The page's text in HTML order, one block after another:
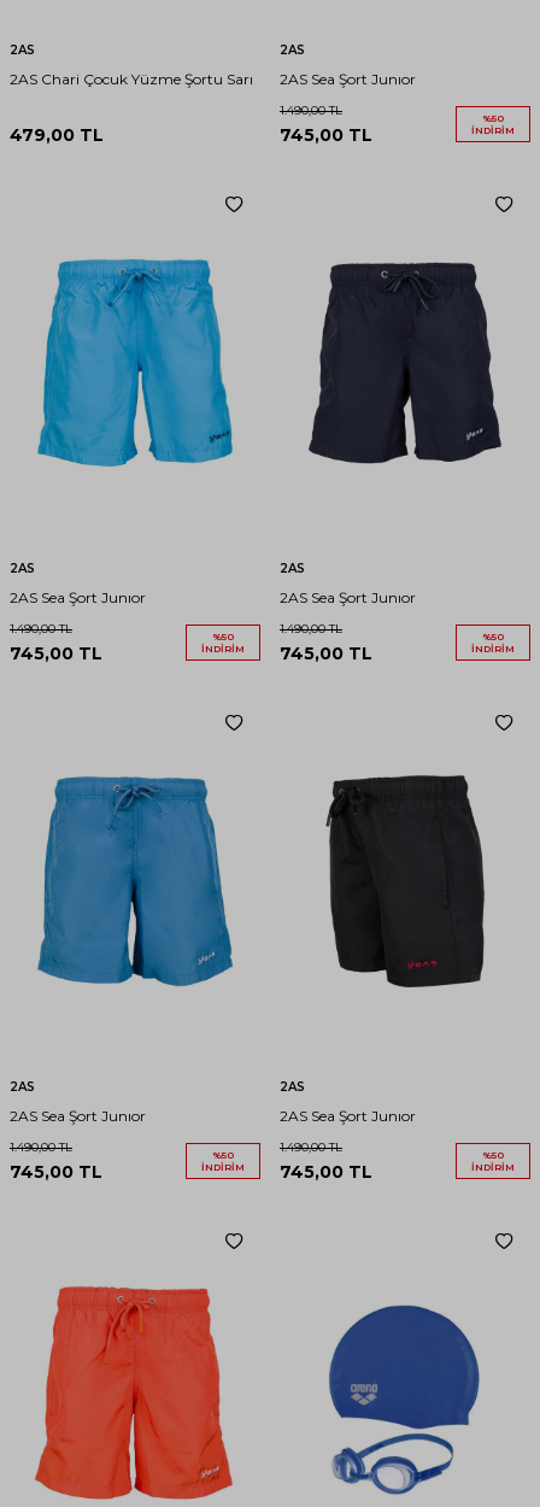
2AS
2AS Chari Çocuk Yüzme Şortu Sarı
479,00 TL
2AS
2AS Sea Şort Junıor
1.490,00TL
745,00 TL
%50
İNDIRIM
2AS
2AS Sea Şort Junıor
1.490,00TL
745,00 TL
%50
İNDIRIM
2AS
2AS Sea Şort Junıor
1.490,00TL
745,00 TL
%50
İNDIRIM
2AS
2AS Sea Şort Junıor
1.490,00TL
745,00 TL
%50
İNDIRIM
2AS
2AS Sea Şort Junıor
1.490,00TL
745,00 TL
%50
İNDIRIM